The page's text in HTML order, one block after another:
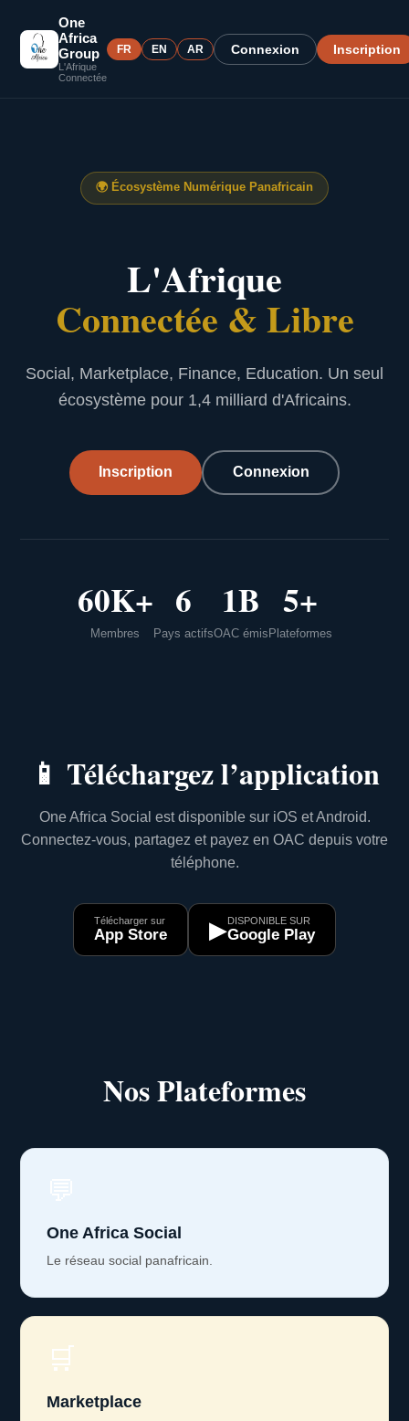
One
Africa
Group
L'Afrique
Connectée
FR EN AR Connexion Inscription
🌍 Écosystème Numérique Panafricain
L'Afrique
Connectée & Libre
Social, Marketplace, Finance, Education. Un seul
écosystème pour 1,4 milliard d'Africains.
Inscription Connexion
60K+
Membres
6
Pays actifs
1B
OAC émis
5+
Plateformes
📱 Téléchargez l’application
One Africa Social est disponible sur iOS et Android.
Connectez-vous, partagez et payez en OAC depuis votre
téléphone.
Télécharger sur
App Store ▶DISPONIBLE SUR
Google Play
Nos Plateformes
One Africa Social
Le réseau social panafricain.
🛒
Marketplace